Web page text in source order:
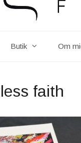
Butik Om
faith